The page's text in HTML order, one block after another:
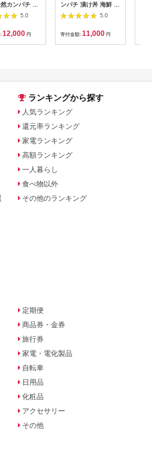
カンパチ 約
ロック 冷凍
ク | カンパチ
な 刺し身 刺身
介 海鮮 海鮮
冷凍 お取り
5.0
12,000 円
ンパチ 漬け丼 海鮮 丼
高級魚 勘八 ブランド
極美勘八の漬け丼 セ
ット お茶漬け 産地直
送 高知県 須崎市 ふる
さと納税漬け丼
5.0
寄付金額: 11,000 円
ランキングから探す
人気ランキング
還元率ランキング
家電ランキング
高額ランキング
一人暮らし
食べ物以外
その他のランキング
定期便
商品券・金券
旅行券
家電・電化製品
自転車
日用品
化粧品
アクセサリー
その他